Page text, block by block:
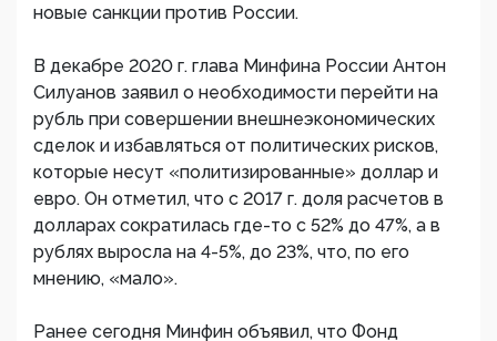
новые санкции против России.
В декабре 2020 г. глава Минфина России Антон
Силуанов заявил о необходимости перейти на
рубль при совершении внешнеэкономических
сделок и избавляться от политических рисков,
которые несут «политизированные» доллар и
евро. Он отметил, что с 2017 г. доля расчетов в
долларах сократилась где-то с 52% до 47%, а в
рублях выросла на 4-5%, до 23%, что, по его
мнению, «мало».
Ранее сегодня Минфин объявил, что Фонд